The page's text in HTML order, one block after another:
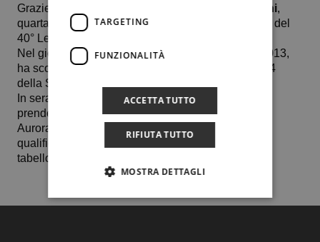
Grazie ad una prestazione maiuscola Aurora Freni,
quarta vittoria consecutiva, approda nel main draw del
40° Lemon Bowl di scena nella Capitale.
Nel giorno di capodanno la baby Freni, nata nel 2013,
ha sconfitto 7-5 6-2 Martina Ruggeri classificata 3.4
della Soc. Coopesaro Tennis.
In serata il sorteggio del tabellone principale che
prenderà il via martedì 2 gennaio. Ricordiamo che
Aurora ad inizio dicembre aveva vinto le pre
qualificazioni aggiudicandosi così una wc per il
tabellone cadetto del prestigioso torneo giovanile.
TARGETING
FUNZIONALITÀ
ACCETTA TUTTO
RIFIUTA TUTTO
MOSTRA DETTAGLI